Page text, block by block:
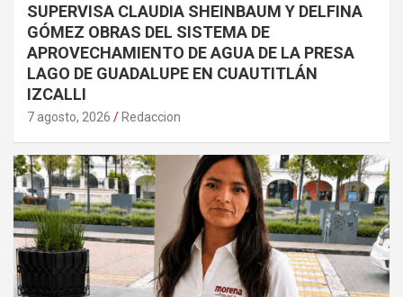
SUPERVISA CLAUDIA SHEINBAUM Y DELFINA
GÓMEZ OBRAS DEL SISTEMA DE
APROVECHAMIENTO DE AGUA DE LA PRESA
LAGO DE GUADALUPE EN CUAUTITLÁN
IZCALLI
7 agosto, 2026 Redaccion